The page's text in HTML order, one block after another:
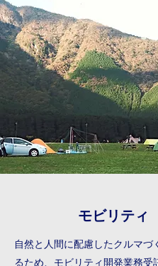
モビリティ
自然と人間に配慮したクルマづ
るため、モビリティ開発業務受